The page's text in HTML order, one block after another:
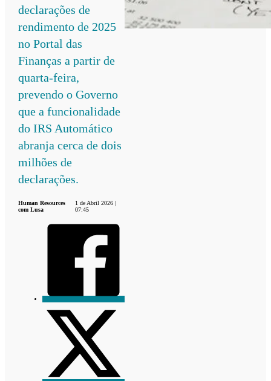
declarações de
rendimento de 2025
no Portal das
Finanças a partir de
quarta-feira,
prevendo o Governo
que a funcionalidade
do IRS Automático
abranja cerca de dois
milhões de
declarações.
Human Resources
com Lusa
1 de Abril 2026 |
07:45